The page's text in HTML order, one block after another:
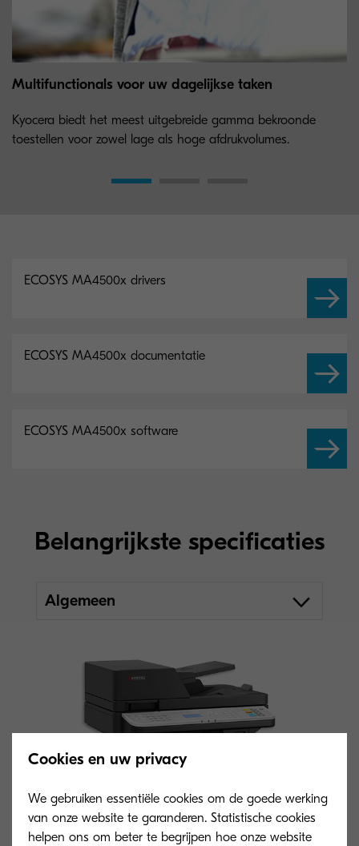
Multifunctionals voor uw dagelijkse taken
Kyocera biedt het meest uitgebreide gamma bekroonde
toestellen voor zowel lage als hoge afdrukvolumes.
ECOSYS MA4500x drivers
ECOSYS MA4500x documentatie
ECOSYS MA4500x software
Belangrijkste specificaties
Algemeen
Cookies en uw privacy
We gebruiken essentiële cookies om de goede werking
van onze website te garanderen. Statistische cookies
helpen ons om beter te begrijpen hoe onze website